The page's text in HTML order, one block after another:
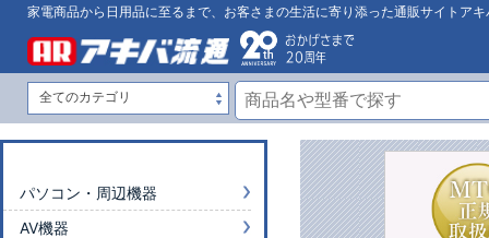
家電商品から日用品に至るまで、お客さまの生活に寄り添った通販サイトアキ
パソコン・周辺機器
AV機器